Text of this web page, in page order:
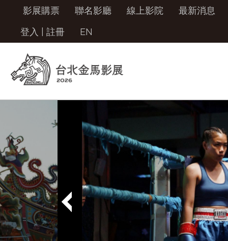
影展購票 聯名影廳 線上影院
最新消息
登入
註冊 EN